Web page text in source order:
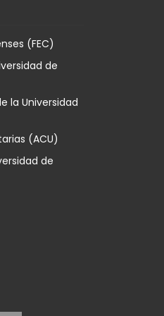
(FEC)
de
la Universidad
(ACU)
de